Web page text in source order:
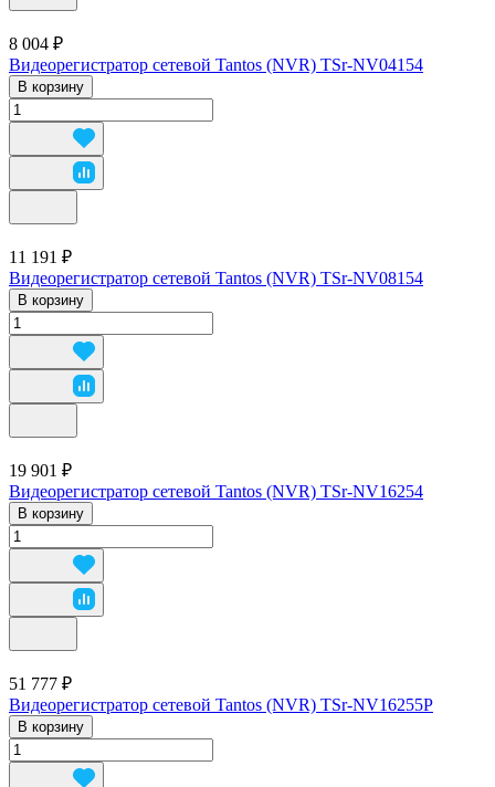
8 004 ₽
Видеорегистратор сетевой Tantos (NVR) TSr-NV04154
В корзину
11 191 ₽
Видеорегистратор сетевой Tantos (NVR) TSr-NV08154
В корзину
19 901 ₽
Видеорегистратор сетевой Tantos (NVR) TSr-NV16254
В корзину
51 777 ₽
Видеорегистратор сетевой Tantos (NVR) TSr-NV16255P
В корзину